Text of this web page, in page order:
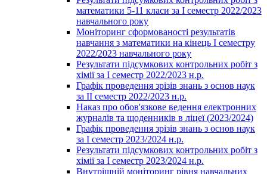
математики 5-11 класи за І семестр 2022/2023
навчального року
Моніторинг сформованості результатів
навчання з математики на кінець І семестру
2022/2023 навчального року
Результати підсумкових контрольних робіт з
хімії за І семестр 2022/2023 н.р.
Графік проведення зрізів знань з основ наук
за ІІ семестр 2022/2023 н.р.
Наказ про обов'язкове ведення електронних
журналів та щоденників в ліцеї (2023/2024)
Графік проведення зрізів знань з основ наук
за І семестр 2023/2024 н.р.
Результати підсумкових контрольних робіт з
хімії за І семестр 2023/2024 н.р.
Внутрішній моніторинг рівня навчальних